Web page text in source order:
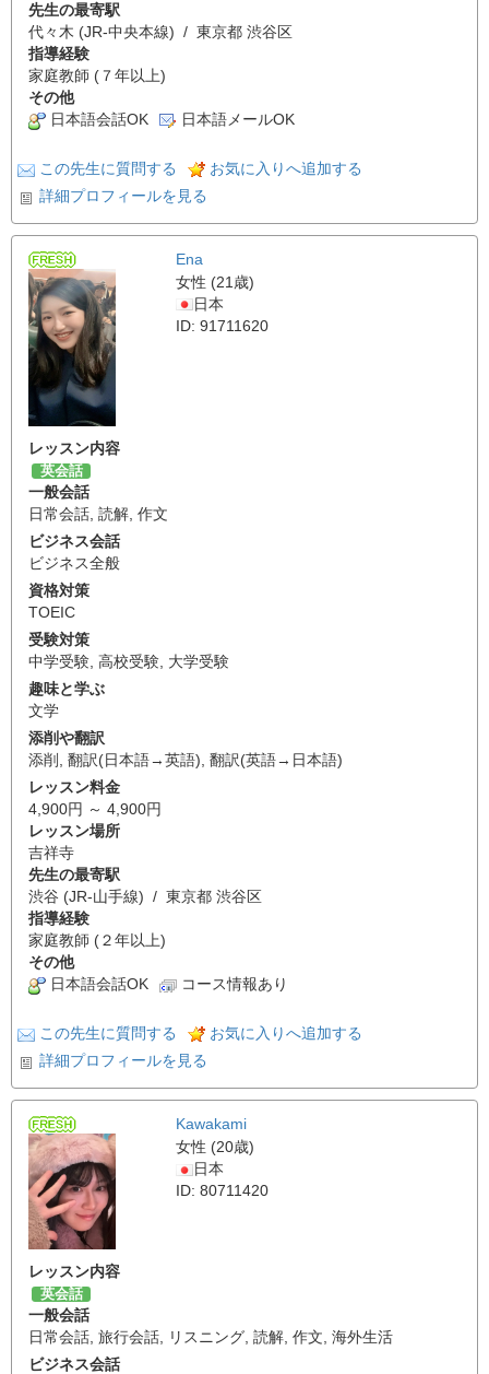
先生の最寄駅
代々木 (JR-中央本線) / 東京都 渋谷区
指導経験
家庭教師 (７年以上)
その他
日本語会話OK
日本語メールOK
この先生に質問する
お気に入りへ追加する
詳細プロフィールを見る
Ena
女性 (21歳)
日本
ID: 91711620
レッスン内容
英会話
一般会話
日常会話, 読解, 作文
ビジネス会話
ビジネス全般
資格対策
TOEIC
受験対策
中学受験, 高校受験, 大学受験
趣味と学ぶ
文学
添削や翻訳
添削 , 翻訳(日本語→英語), 翻訳(英語→日本語)
レッスン料金
4,900円 ～ 4,900円
レッスン場所
吉祥寺
先生の最寄駅
渋谷 (JR-山手線) / 東京都 渋谷区
指導経験
家庭教師 (２年以上)
その他
日本語会話OK
コース情報あり
この先生に質問する
お気に入りへ追加する
詳細プロフィールを見る
Kawakami
女性 (20歳)
日本
ID: 80711420
レッスン内容
英会話
一般会話
日常会話 旅行会話 リスニング 読解 作文 海外生活
ビジネス会話